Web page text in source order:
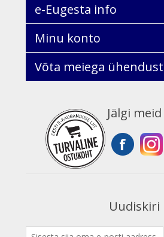
e-Eugesta info
Minu konto
Võta meiega ühendust
Jälgi meid
Uudiskiri